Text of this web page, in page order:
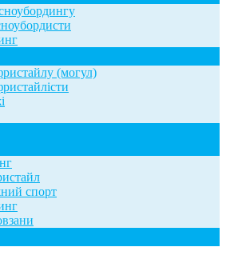
(могул)
спорт